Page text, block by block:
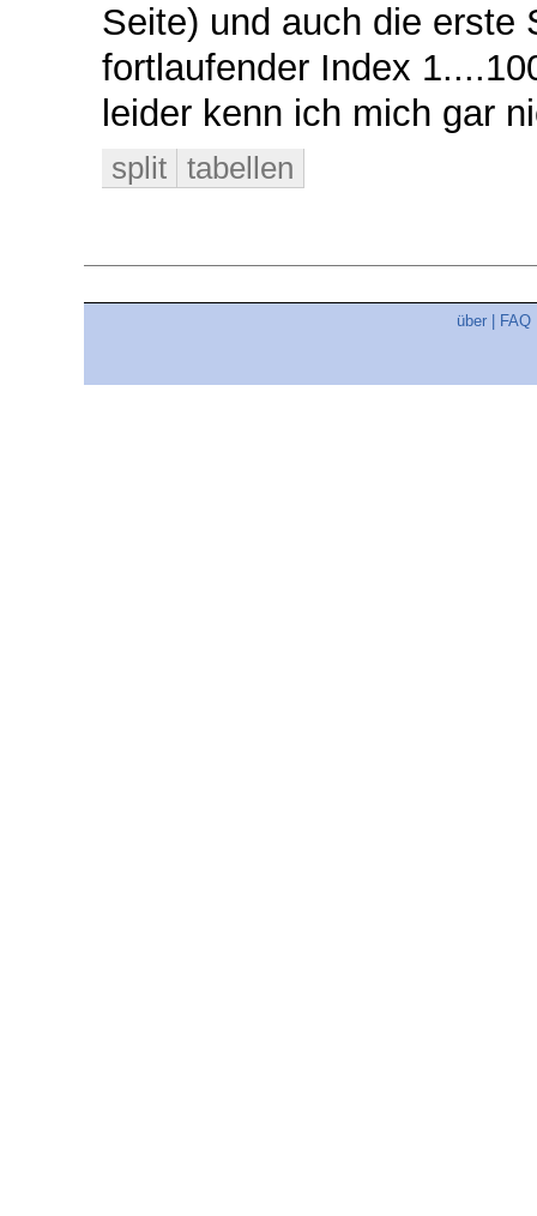
Seite) und auch die erste
fortlaufender Index
leider kenn ich mich gar
split tabellen
über FAQ